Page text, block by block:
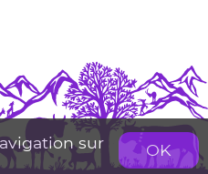
OK
sur